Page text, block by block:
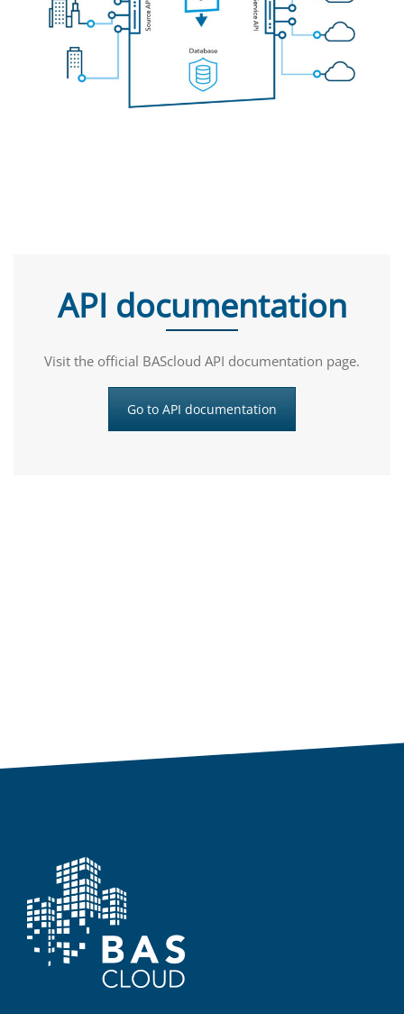
API documentation
Visit the official BAScloud API documentation page.
Go to API documentation